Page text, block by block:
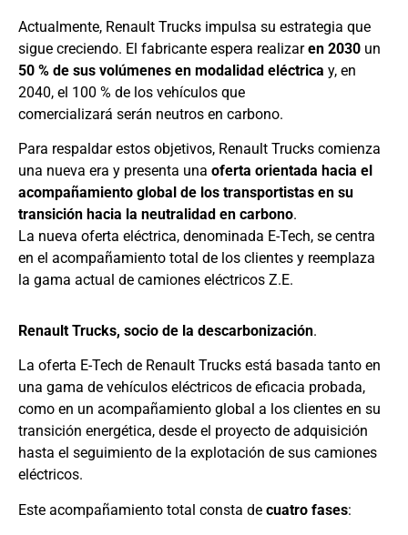
Actualmente, Renault Trucks impulsa su estrategia que
sigue creciendo. El fabricante espera realizaren 2030 un
50 % de sus volúmenes en modalidad eléctrica y, en
2040, el 100 % de los vehículos que
comercializará serán neutros en carbono.
Para respaldar estos objetivos, Renault Trucks comienza
una nueva era y presenta una oferta orientada hacia el
acompañamiento global de los transportistas en su
transición hacia la neutralidad en carbono.
La nueva oferta eléctrica, denominada E-Tech, se centra
en el acompañamiento total de los clientes y reemplaza
la gama actual de camiones eléctricos Z.E.
Renault Trucks, socio de la descarbonización.
La oferta E-Tech de Renault Trucks está basada tanto en
una gama de vehículos eléctricos de eficacia probada,
como en un acompañamiento global a los clientes en su
transición energética, desde el proyecto de adquisición
hasta el seguimiento de la explotación de sus camiones
eléctricos.
Este acompañamiento total consta de cuatro fases: